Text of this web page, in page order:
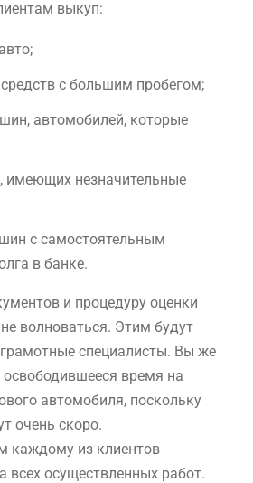
выкуп:
с большим пробегом;
автомобилей, которые
имеющих незначительные
с самостоятельным
в банке.
и процедуру оценки
волноваться. Этим будут
специалисты. Вы же
время на
автомобиля, поскольку
очень скоро.
каждому из клиентов
всех осуществленных работ.